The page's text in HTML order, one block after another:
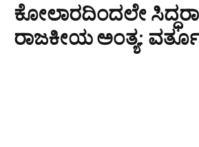
ಕೋಲಾರದಿಂದಲೇ
ರಾಜಕೀಯ ಅಂತ್ಯ: